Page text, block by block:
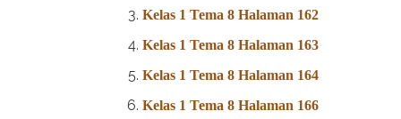
Kelas 1 Tema 8 Halaman 162
Kelas 1 Tema 8 Halaman 163
Kelas 1 Tema 8 Halaman 164
Kelas 1 Tema 8 Halaman 166